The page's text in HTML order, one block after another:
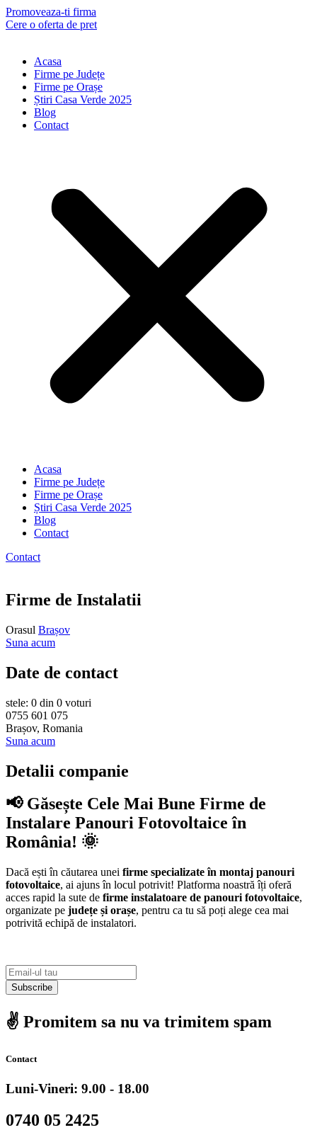
Skip
to
Promoveaza-ti firma
Cere o oferta de pret
Acasa
Firme pe Județe
Firme pe Orașe
Știri Casa Verde 2025
Blog
Contact
Acasa
Firme pe Județe
Firme pe Orașe
Știri Casa Verde 2025
Blog
Contact
Contact
Firme de Instalatii
Orasul Brașov
Suna acum
Date de contact
stele: 0 din 0 voturi
0755 601 075
Brașov, Romania
Suna acum
Detalii companie
📢 Găsește Cele Mai Bune Firme de
Instalare Panouri Fotovoltaice în
România! 🌞
Dacă ești în căutarea unei firme specializate în montaj panouri
fotovoltaice, ai ajuns în locul potrivit! Platforma noastră îți oferă
acces rapid la sute de firme instalatoare de panouri fotovoltaice,
organizate pe județe și orașe, pentru ca tu să poți alege cea mai
potrivită echipă de instalatori.
Subscribe
✌️ Promitem sa nu va trimitem spam
Contact
Luni-Vineri: 9.00 - 18.00
0740 05 2425